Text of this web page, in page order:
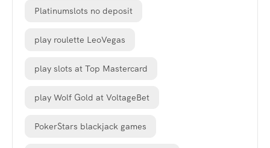
Platinumslots no deposit
play roulette LeoVegas
play slots at Top Mastercard
play Wolf Gold at VoltageBet
PokerStars blackjack games